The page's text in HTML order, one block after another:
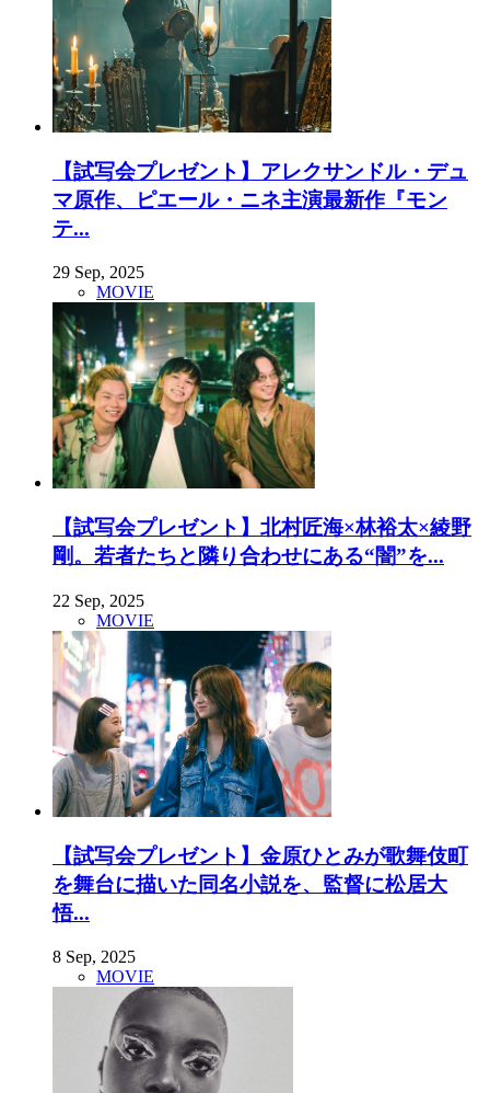
【試写会プレゼント】アレクサンドル・デュ
マ原作、ピエール・ニネ主演最新作『モン
テ...
29 Sep, 2025
MOVIE
【試写会プレゼント】北村匠海×林裕太×綾野
剛。若者たちと隣り合わせにある“闇”を...
22 Sep, 2025
MOVIE
【試写会プレゼント】金原ひとみが歌舞伎町
を舞台に描いた同名小説を、監督に松居大
悟...
8 Sep, 2025
MOVIE